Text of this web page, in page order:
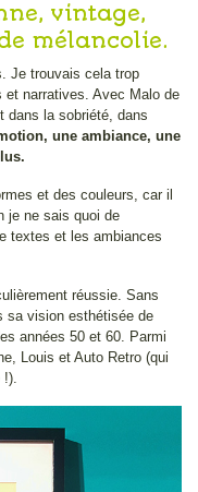
vintage,
mélancolie.
Je trouvais cela trop
et narratives. Avec Malo de
dans la sobriété, dans
une ambiance, une
et des couleurs, car il
je ne sais quoi de
textes et les ambiances
réussie. Sans
sa vision esthétisée de
années 50 et 60. Parmi
Louis et Auto Retro (qui
!).